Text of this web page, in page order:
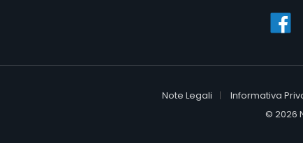
Note Legali Informativa
© 2026